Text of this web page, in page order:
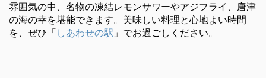
雰囲気の中、名物の凍結レモンサワーやアジフライ、唐津
の海の幸を堪能できます。美味しい料理と心地よい時間
を、ぜひ「 しあわせの駅 」でお過ごしください。